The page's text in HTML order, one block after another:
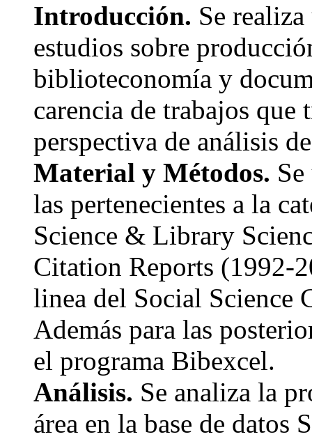
Introducción. Se
estudios sobre
biblioteconomía y
carencia de trabajos que
perspectiva de análisis
Material y Métodos.
las pertenecientes a la
Science & Library
Citation Reports (1992-
linea del Social Science
Además para las
el programa Bibexcel.
Análisis. Se analiza la
área en la base de datos